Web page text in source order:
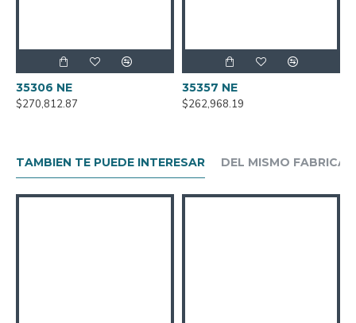
35306 NE
$270,812.87
35357 NE
$262,968.19
TAMBIEN TE PUEDE INTERESAR DEL MISMO